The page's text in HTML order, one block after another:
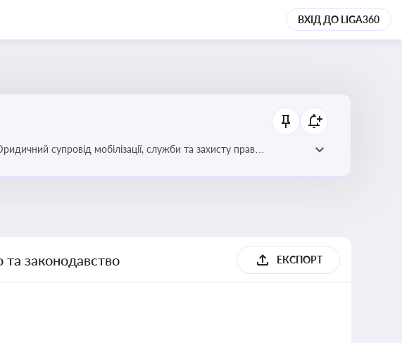
ВХІД ДО LIGA360
супровід мобілізації, служби та захисту прав
законодавство ЕКСПОРТ